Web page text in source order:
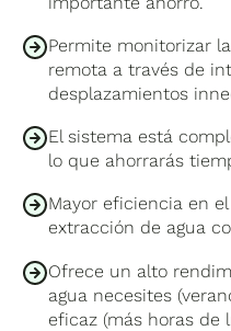
Permite monitorizar
remota a través de
desplazamientos
El sistema está
lo que ahorrarás
Mayor eficiencia en
extracción de agua
Ofrece un alto
agua necesites
eficaz (más horas de